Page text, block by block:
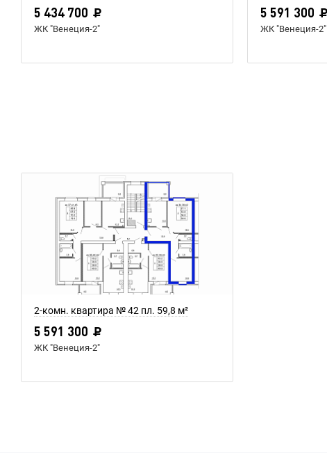
5 434 700
ЖК "Венеция-2"
5 591 300
ЖК "Венеция-2"
2-комн. квартира № 42 пл. 59,8 м²
5 591 300
ЖК "Венеция-2"